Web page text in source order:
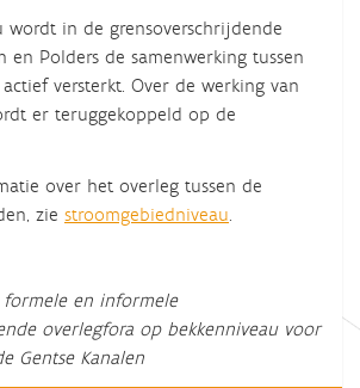
wordt in de grensoverschrijdende
en Polders de samenwerking tussen
versterkt. Over de werking van
er teruggekoppeld op de
over het overleg tussen de
zie stroomgebiedniveau
en informele
overlegfora op bekkenniveau voor
Gentse Kanalen